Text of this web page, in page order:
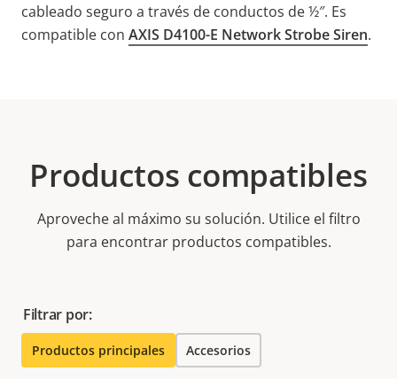
cableado seguro a través de conductos de ½″. Es
compatible con AXIS D4100-E Network Strobe Siren.
Productos compatibles
Aproveche al máximo su solución. Utilice el filtro
para encontrar productos compatibles.
Filtrar por:
Productos principales Accesorios